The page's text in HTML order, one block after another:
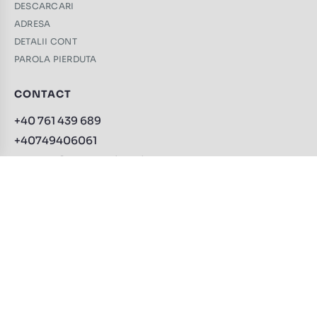
DESCARCARI
ADRESA
DETALII CONT
PAROLA PIERDUTA
CONTACT
+40 761 439 689
+40749406061
contact@trabucuri-online.ro